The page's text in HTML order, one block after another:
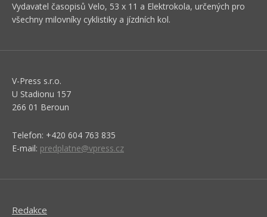
Vydavatel časopisů Velo, 53 x 11 a Elektrokola, určených pro
všechny milovníky cyklistiky a jízdních kol.
V-Press s.r.o.
U Stadionu 157
266 01 Beroun
Telefon: +420 604 763 835
E-mail: predplatne@vpress.cz
Redakce